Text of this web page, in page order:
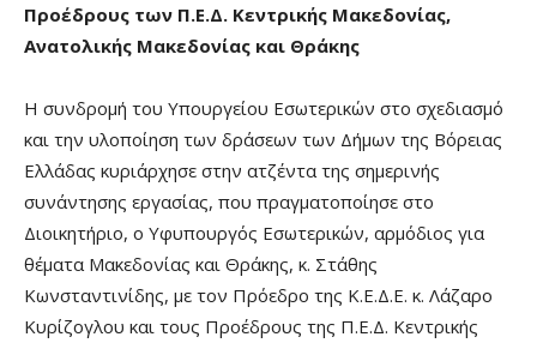
Προέδρους των Π.Ε.Δ. Κεντρικής Μακεδονίας,
Ανατολικής Μακεδονίας και Θράκης
Η συνδρομή του Υπουργείου Εσωτερικών στο σχεδιασμό
και την υλοποίηση των δράσεων των Δήμων της Βόρειας
Ελλάδας κυριάρχησε στην ατζέντα της σημερινής
συνάντησης εργασίας, που πραγματοποίησε στο
Διοικητήριο, ο Υφυπουργός Εσωτερικών, αρμόδιος για
θέματα Μακεδονίας και Θράκης, κ. Στάθης
Κωνσταντινίδης, με τον Πρόεδρο της Κ.Ε.Δ.Ε. κ. Λάζαρο
Κυρίζογλου και τους Προέδρους της Π.Ε.Δ. Κεντρικής